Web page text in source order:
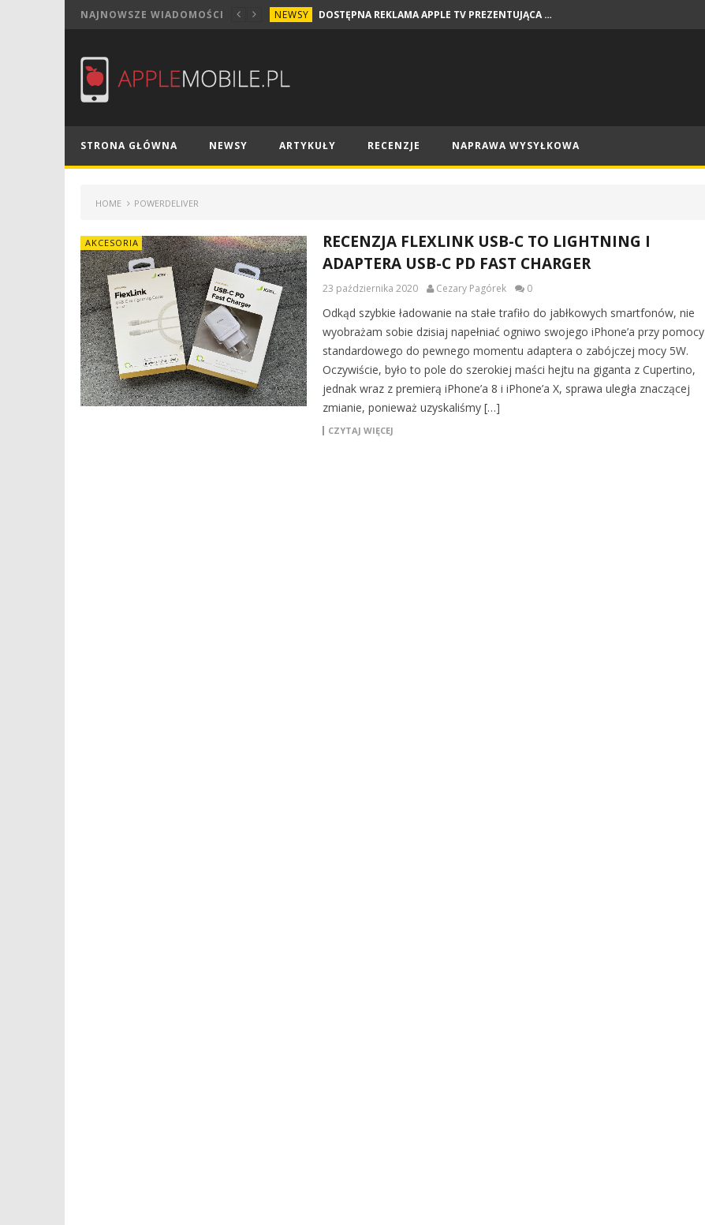
NAJNOWSZE WIADOMOŚCI NEWSY DOSTĘPNA REKLAMA APPLE TV PREZENTUJĄCA PREMIERY NA SIERPIEŃ
STRONA GŁÓWNA NEWSY ARTYKUŁY RECENZJE NAPRAWA WYSYŁKOWA
HOME POWERDELIVER
AKCESORIA
RECENZJA FLEXLINK USB-C TO LIGHTNING I
ADAPTERA USB-C PD FAST CHARGER
23 października 2020 Cezary Pagórek 0
Odkąd szybkie ładowanie na stałe trafiło do jabłkowych smartfonów, nie
wyobrażam sobie dzisiaj napełniać ogniwo swojego iPhone’a przy pomocy
standardowego do pewnego momentu adaptera o zabójczej mocy 5W.
Oczywiście, było to pole do szerokiej maści hejtu na giganta z Cupertino,
jednak wraz z premierą iPhone’a 8 i iPhone’a X, sprawa uległa znaczącej
zmianie, ponieważ uzyskaliśmy […]
CZYTAJ WIĘCEJ